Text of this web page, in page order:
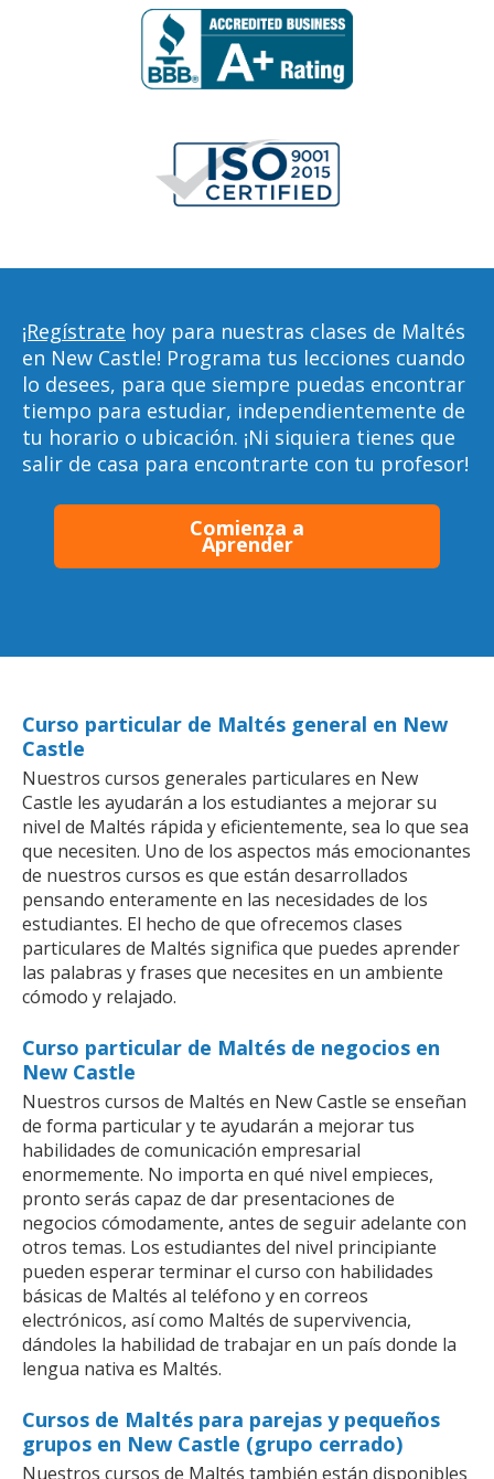
¡Regístrate hoy para nuestras clases de Maltés
en New Castle! Programa tus lecciones cuando
lo desees, para que siempre puedas encontrar
tiempo para estudiar, independientemente de
tu horario o ubicación. ¡Ni siquiera tienes que
salir de casa para encontrarte con tu profesor!
Comienza a
Aprender
Curso particular de Maltés general en New
Castle
Nuestros cursos generales particulares en New
Castle les ayudarán a los estudiantes a mejorar su
nivel de Maltés rápida y eficientemente, sea lo que sea
que necesiten. Uno de los aspectos más emocionantes
de nuestros cursos es que están desarrollados
pensando enteramente en las necesidades de los
estudiantes. El hecho de que ofrecemos clases
particulares de Maltés significa que puedes aprender
las palabras y frases que necesites en un ambiente
cómodo y relajado.
Curso particular de Maltés de negocios en
New Castle
Nuestros cursos de Maltés en New Castle se enseñan
de forma particular y te ayudarán a mejorar tus
habilidades de comunicación empresarial
enormemente. No importa en qué nivel empieces,
pronto serás capaz de dar presentaciones de
negocios cómodamente, antes de seguir adelante con
otros temas. Los estudiantes del nivel principiante
pueden esperar terminar el curso con habilidades
básicas de Maltés al teléfono y en correos
electrónicos, así como Maltés de supervivencia,
dándoles la habilidad de trabajar en un país donde la
lengua nativa es Maltés.
Cursos de Maltés para parejas y pequeños
grupos en New Castle (grupo cerrado)
Nuestros cursos de Maltés también están disponibles